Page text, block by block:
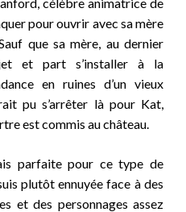
pour ouvrir avec sa mère
que sa mère, au dernier
et part s’installer à la
en ruines d’un vieux
pu s’arrêter là pour Kat,
est commis au château.
parfaite pour ce type de
plutôt ennuyée face à des
et des personnages assez